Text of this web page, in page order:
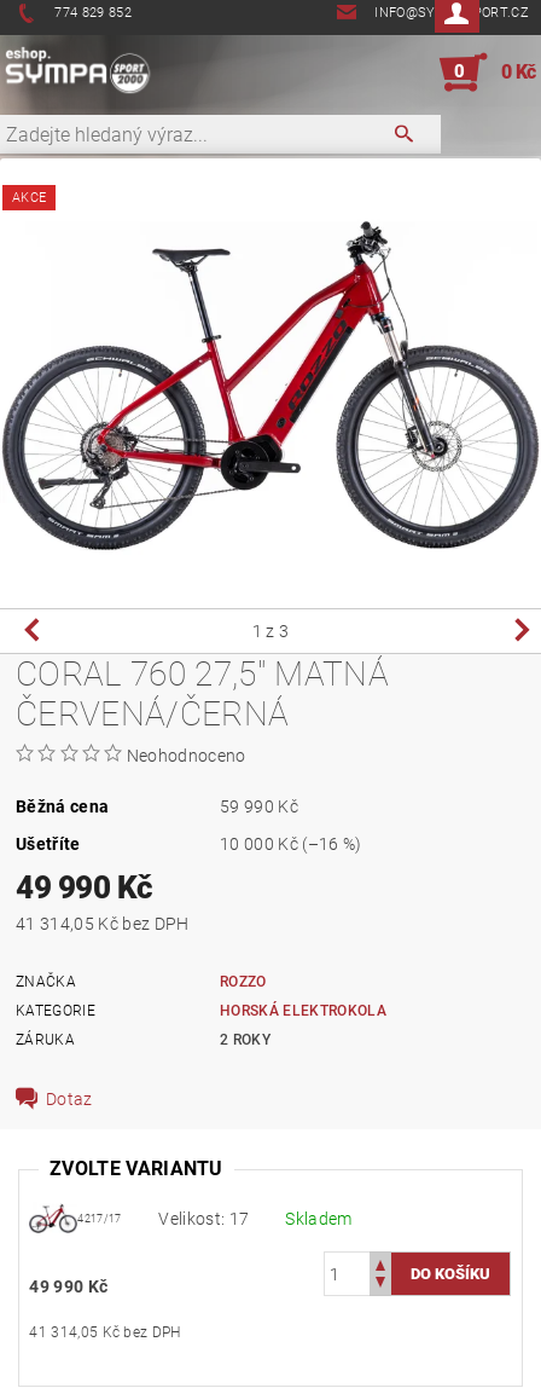
774 829 852 INFO@SYMPASPORT.CZ
0 0 Kč
AKCE
1 z 3
CORAL 760 27,5" MATNÁ
ČERVENÁ/ČERNÁ
Neohodnoceno
Běžná cena
59 990 Kč
Ušetříte
10 000 Kč (–16 %)
49 990 Kč
41 314,05 Kč bez DPH
ZNAČKA
ROZZO
KATEGORIE
HORSKÁ ELEKTROKOLA
ZÁRUKA
2 ROKY
Dotaz
ZVOLTE VARIANTU
4217/17 Velikost: 17 Skladem
49 990 Kč
41 314,05 Kč bez DPH